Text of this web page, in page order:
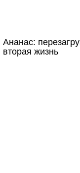
Ананас:
вторая жизнь